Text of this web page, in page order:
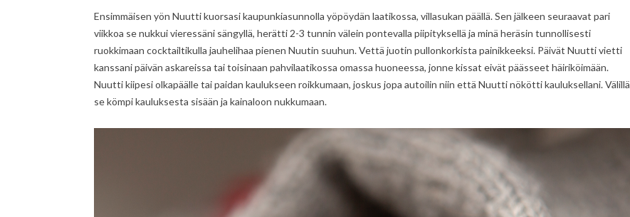
Ensimmäisen yön Nuutti kuorsasi kaupunkiasunnolla yöpöydän laatikossa, villasukan päällä. Sen jälkeen seuraavat pari
viikkoa se nukkui vieressäni sängyllä, herätti 2-3 tunnin välein pontevalla piipityksellä ja minä heräsin tunnollisesti
ruokkimaan cocktailtikulla jauhelihaa pienen Nuutin suuhun. Vettä juotin pullonkorkista painikkeeksi. Päivät Nuutti vietti
kanssani päivän askareissa tai toisinaan pahvilaatikossa omassa huoneessa, jonne kissat eivät päässeet häiriköimään.
Nuutti kiipesi olkapäälle tai paidan kaulukseen roikkumaan, joskus jopa autoilin niin että Nuutti nökötti kauluksellani. Välillä
se kömpi kauluksesta sisään ja kainaloon nukkumaan.